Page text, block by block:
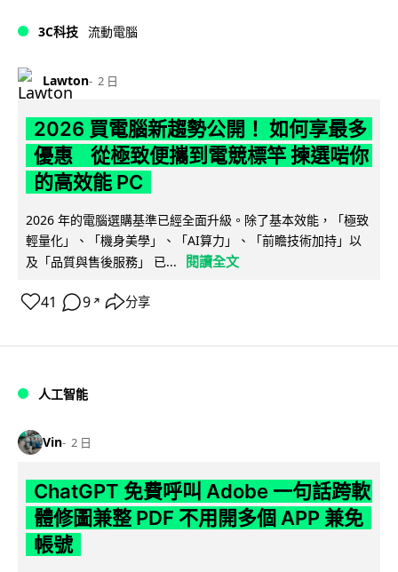
3C科技 流動電腦
Lawton 2 日
2026 買電腦新趨勢公開！ 如何享最多
優惠 從極致便攜到電競標竿 揀選啱你
的高效能 PC
2026 年的電腦選購基準已經全面升級。除了基本效能，「極致
輕量化」、「機身美學」、「AI算力」、「前瞻技術加持」以
及「品質與售後服務」 已...
閱讀全文
41 9 ↗ 分享
人工智能
Vin 2 日
ChatGPT 免費呼叫 Adobe 一句話跨軟
體修圖兼整 PDF 不用開多個 APP 兼免
帳號